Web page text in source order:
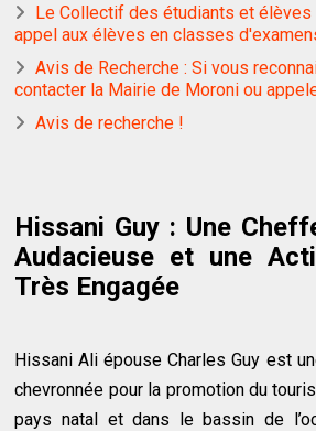
Le Collectif des étudiants et élèves
appel aux élèves en classes
Avis de Recherche : Si vous
contacter la Mairie de Moroni ou
Avis de recherche !
Hissani Guy : Une
Audacieuse et une
Très Engagée
Hissani Ali épouse Charles Guy est
chevronnée pour la promotion du
pays natal et dans le bassin de